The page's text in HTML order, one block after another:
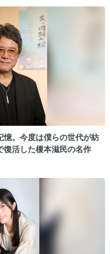
。今度は僕らの世代が紡
活した榎本滋民の名作